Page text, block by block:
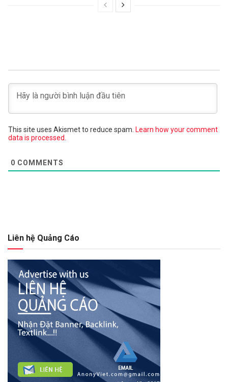
This site uses Akismet to reduce spam. Learn how your comment
data is processed.
0 COMMENTS
Liên hệ Quảng Cáo